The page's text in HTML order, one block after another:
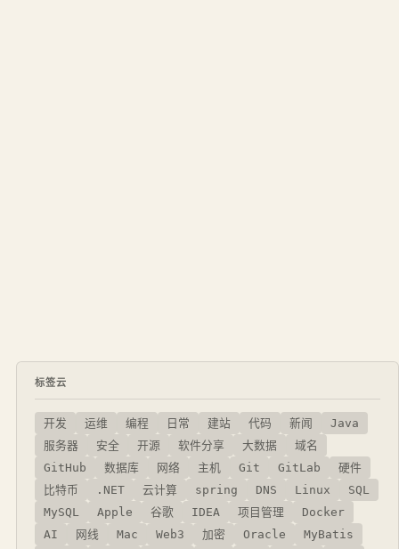
标签云
开发 运维 编程 日常 建站 代码 新闻
Java
服务器
安全 开源 软件分享 大数据
域名
GitHub
数据库 网络 主机 Git GitLab
硬件
比特币
.NET 云计算 spring DNS Linux
SQL
MySQL
Apple 谷歌 IDEA 项目管理
Docker
AI
网线 Mac Web3 加密 Oracle
MyBatis